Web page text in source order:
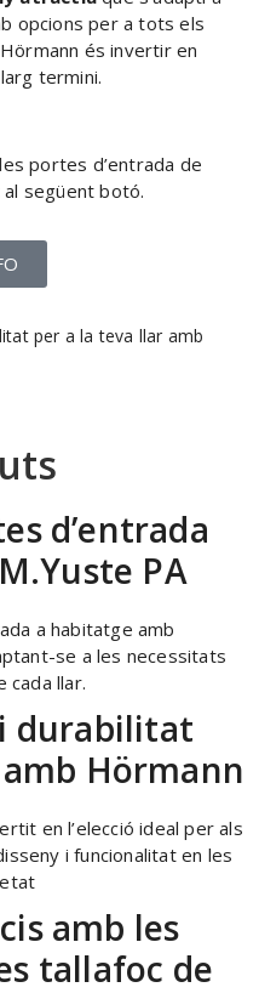
opcions per a tots els
és invertir en
termini.
portes d’entrada de
al següent botó.
per a la teva llar amb
d’entrada
PA
a habitatge amb
se a les necessitats
cada llar.
durabilitat
Hörmann
en l’elecció ideal per als
i funcionalitat en les
amb les
tallafoc de